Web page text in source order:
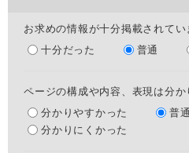
お求めの情報が十分掲載されてい
十分だった
普通
ページの構成や内容、表現は分か
分かりやすかった
普通
分かりにくかった